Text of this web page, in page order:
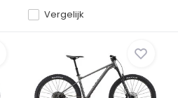
Vergelijk